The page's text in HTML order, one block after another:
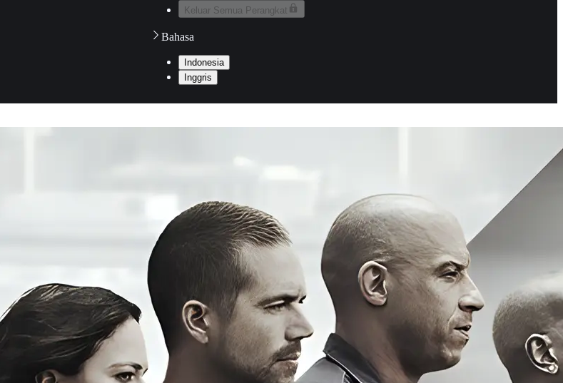
Keluar Semua Perangkat
Bahasa
Indonesia
Inggris